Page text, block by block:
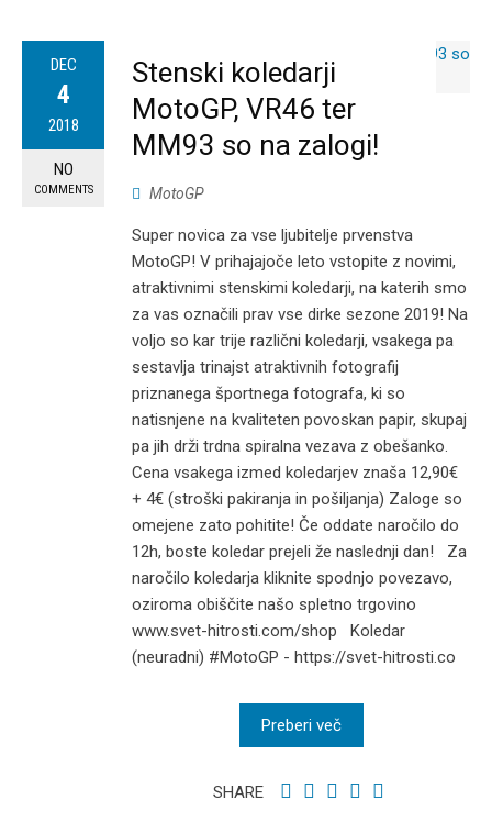
DEC
4
2018
NO
COMMENTS
Stenski koledarji
MotoGP, VR46 ter
MM93 so na zalogi!
MotoGP
Super novica za vse ljubitelje prvenstva
MotoGP! V prihajajoče leto vstopite z novimi,
atraktivnimi stenskimi koledarji, na katerih smo
za vas označili prav vse dirke sezone 2019! Na
voljo so kar trije različni koledarji, vsakega pa
sestavlja trinajst atraktivnih fotografij
priznanega športnega fotografa, ki so
natisnjene na kvaliteten povoskan papir, skupaj
pa jih drži trdna spiralna vezava z obešanko.
Cena vsakega izmed koledarjev znaša 12,90€
+ 4€ (stroški pakiranja in pošiljanja) Zaloge so
omejene zato pohitite! Če oddate naročilo do
12h, boste koledar prejeli že naslednji dan! Za
naročilo koledarja kliknite spodnjo povezavo,
oziroma obiščite našo spletno trgovino
www.svet-hitrosti.com/shop Koledar
(neuradni) #MotoGP - https://svet-hitrosti.co
Preberi več
SHARE